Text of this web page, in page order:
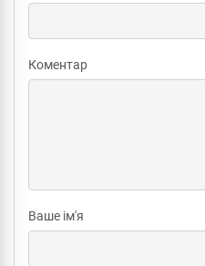
Коментар
Ваше ім'я